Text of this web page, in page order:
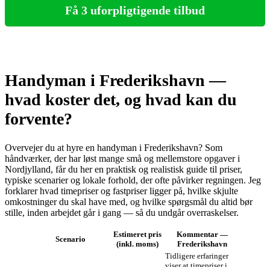
Få 3 uforpligtigende tilbud
Handyman i Frederikshavn —
hvad koster det, og hvad kan du
forvente?
Overvejer du at hyre en handyman i Frederikshavn? Som
håndværker, der har løst mange små og mellemstore opgaver i
Nordjylland, får du her en praktisk og realistisk guide til priser,
typiske scenarier og lokale forhold, der ofte påvirker regningen. Jeg
forklarer hvad timepriser og fastpriser ligger på, hvilke skjulte
omkostninger du skal have med, og hvilke spørgsmål du altid bør
stille, inden arbejdet går i gang — så du undgår overraskelser.
Scenario
Estimeret pris
(inkl. moms)
Kommentar —
Frederikshavn
Tidligere erfaringer